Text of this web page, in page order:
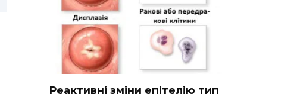
Реактивні зміни епітелію тип